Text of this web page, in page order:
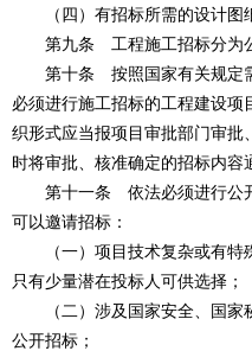
（四）有招标所需的设计图纸
第九条 工程施工招标分为公
第十条 按照国家有关规定需
必须进行施工招标的工程建设项
织形式应当报项目审批部门审批
时将审批、核准确定的招标内容
第十一条 依法必须进行公开
可以邀请招标：
（一）项目技术复杂或有特
只有少量潜在投标人可供选择；
（二）涉及国家安全、国家
公开招标；